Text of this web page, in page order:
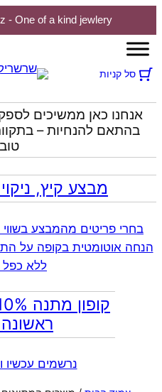
- One of a kind jewlery
סל קניות
אנחנו כאן ממשיכים
בהתאם להנחיות –
מבצע קיץ,
הנחה אוטומטית בקופה על
ללא
נרשמים עכשיו